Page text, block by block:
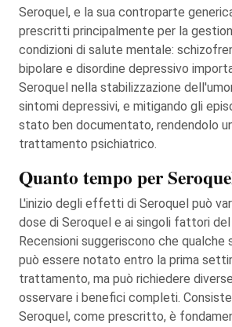
Seroquel, e la sua controparte
prescritti principalmente per la
condizioni di salute mentale:
bipolare e disordine depressivo
Seroquel nella stabilizzazione
sintomi depressivi, e mitigando gli
stato ben documentato, rendendolo
trattamento psichiatrico.
Quanto tempo per
L'inizio degli effetti di Seroquel può
dose di Seroquel e ai singoli fattori
Recensioni suggeriscono che qualche
può essere notato entro la prima
trattamento, ma può richiedere
osservare i benefici completi.
Seroquel, come prescritto, è